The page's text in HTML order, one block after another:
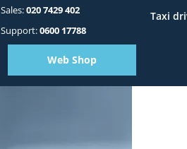
Sales:020 7429 402
Support:0600 17788
Web Shop
Taxi